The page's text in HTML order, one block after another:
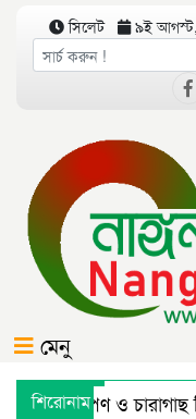
সিলেট ৯ই আগস্ট,
মেনু
শিরোনাম
বৃক্ষরোপণ ও চারাগাছ